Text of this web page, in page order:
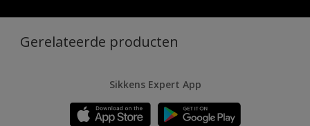
Gerelateerde producten
Sikkens Expert App